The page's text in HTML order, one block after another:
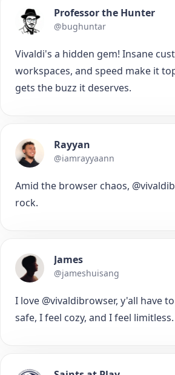
Professor the Hunter
@bughuntar
Vivaldi's a hidden gem! Insane
workspaces, and speed make it
gets the buzz it deserves.
Rayyan
@iamrayyaann
Amid the browser chaos,
rock.
James
@jameshuisang
I love @vivaldibrowser, y'all have
safe, I feel cozy, and I feel limitless.